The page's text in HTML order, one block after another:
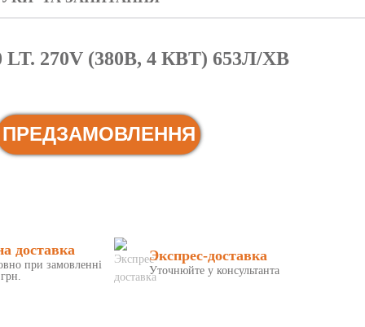
270V (380В, 4 КВТ) 653Л/ХВ
ПРЕДЗАМОВЛЕННЯ
доставка
при замовленні
Экспрес-доставка
Уточнюйте у консультанта